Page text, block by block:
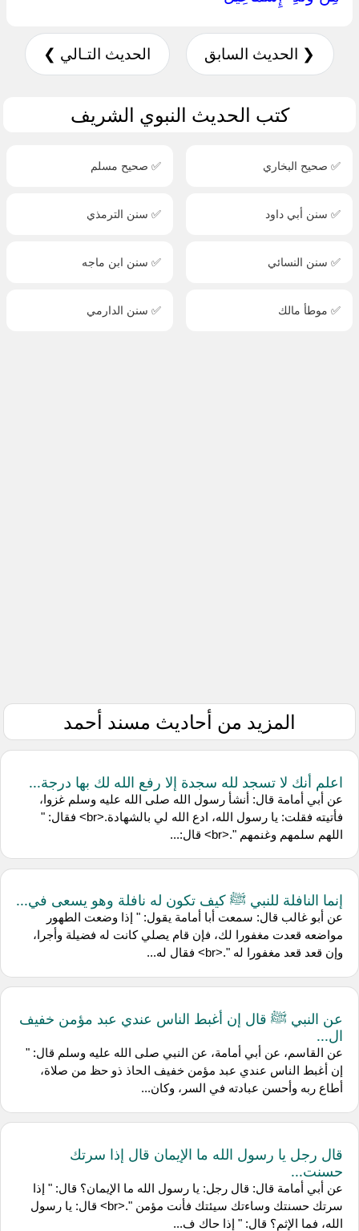
❮ الحديث السابق الحديث التـالي ❯
كتب الحديث النبوي الشريف
✅ صحيح البخاري ✅ صحيح مسلم
✅ سنن أبي داود ✅ سنن الترمذي
✅ سنن النسائي ✅ سنن ابن ماجه
✅ موطأ مالك ✅ سنن الدارمي
المزيد من أحاديث مسند أحمد
اعلم أنك لا تسجد لله سجدة إلا رفع الله لك بها درجة...
عن أبي أمامة قال: أنشأ رسول الله صلى الله عليه وسلم غزوا،
فأتيته فقلت: يا رسول الله، ادع الله لي بالشهادة.<br> فقال: "
اللهم سلمهم وغنمهم ".<br> قال:...
إنما النافلة للنبي ﷺ كيف تكون له نافلة وهو يسعى في...
عن أبو غالب قال: سمعت أبا أمامة يقول: " إذا وضعت الطهور
مواضعه قعدت مغفورا لك، فإن قام يصلي كانت له فضيلة وأجرا،
وإن قعد قعد مغفورا له ".<br> فقال له...
عن النبي ﷺ قال إن أغبط الناس عندي عبد مؤمن خفيف
ال...
عن القاسم، عن أبي أمامة، عن النبي صلى الله عليه وسلم قال: "
إن أغبط الناس عندي عبد مؤمن خفيف الحاذ ذو حظ من صلاة،
أطاع ربه وأحسن عبادته في السر، وكان...
قال رجل يا رسول الله ما الإيمان قال إذا سرتك
حسنت...
عن أبي أمامة قال: قال رجل: يا رسول الله ما الإيمان؟ قال: " إذا
سرتك حسنتك وساءتك سيئتك فأنت مؤمن ".<br> قال: يا رسول
الله، فما الإثم؟ قال: " إذا حاك ف...